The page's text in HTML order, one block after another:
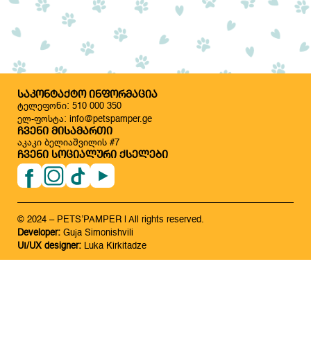
ᲡᲐᲙᲝᲜᲢᲐᲥᲢᲝ ᲘᲜᲤᲝᲠᲛᲐᲪᲘᲐ
ტელეფონი: 510 000 350
ელ-ფოსტა: info@petspamper.ge
ᲩᲕᲔᲜᲘ ᲛᲘᲡᲐᲛᲐᲠᲗᲘ
აკაკი ბელიაშვილის #7
ᲩᲕᲔᲜᲘ ᲡᲝᲪᲘᲐᲚᲣᲠᲘ ᲥᲡᲔᲚᲔᲑᲘ
© 2024 – PETS’PAMPER | All rights reserved.
Developer: Guja Simonishvili
UI/UX designer:
Luka Kirkitadze